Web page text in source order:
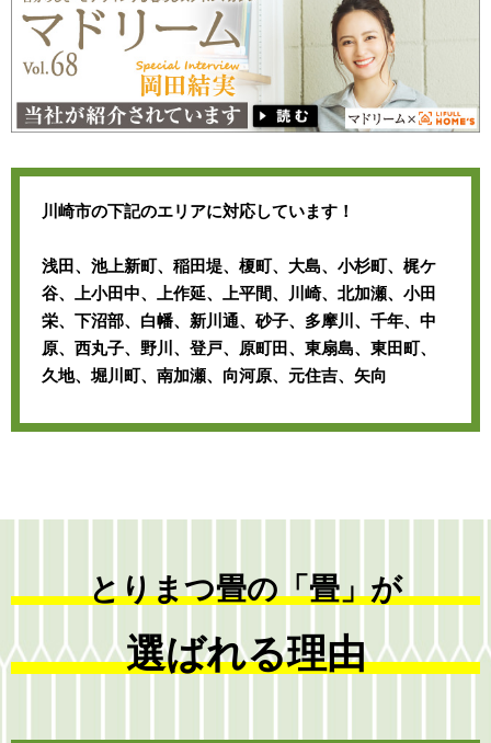
川崎市の下記のエリアに対応しています！
浅田、池上新町、稲田堤、榎町、大島、小杉町、梶ケ
谷、上小田中、上作延、上平間、川崎、北加瀬、小田
栄、下沼部、白幡、新川通、砂子、多摩川、千年、中
原、西丸子、野川、登戸、原町田、東扇島、東田町、
久地、堀川町、南加瀬、向河原、元住吉、矢向
とりまつ畳の「畳」が
選ばれる理由